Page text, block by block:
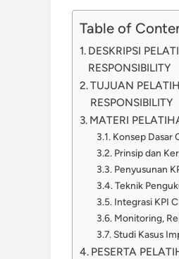
Table of
DESKRIPSI
RESPONSIBILITY
TUJUAN
RESPONSIBILITY
MATERI
Konsep Dasar
Prinsip dan
Penyusunan
Teknik
Integrasi KPI
Monitoring,
Studi Kasus
PESERTA